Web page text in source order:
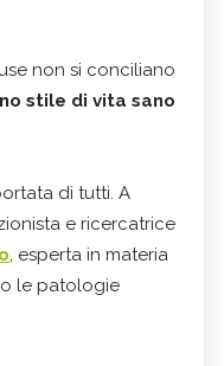
non si conciliano
stile di vita sano
di tutti. A
e ricercatrice
, esperta in materia
le patologie